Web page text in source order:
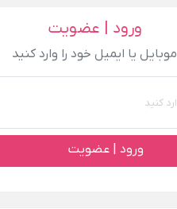
ورود | عضویت
موبایل یا ایمیل خود را وارد کنید
ورود | عضویت